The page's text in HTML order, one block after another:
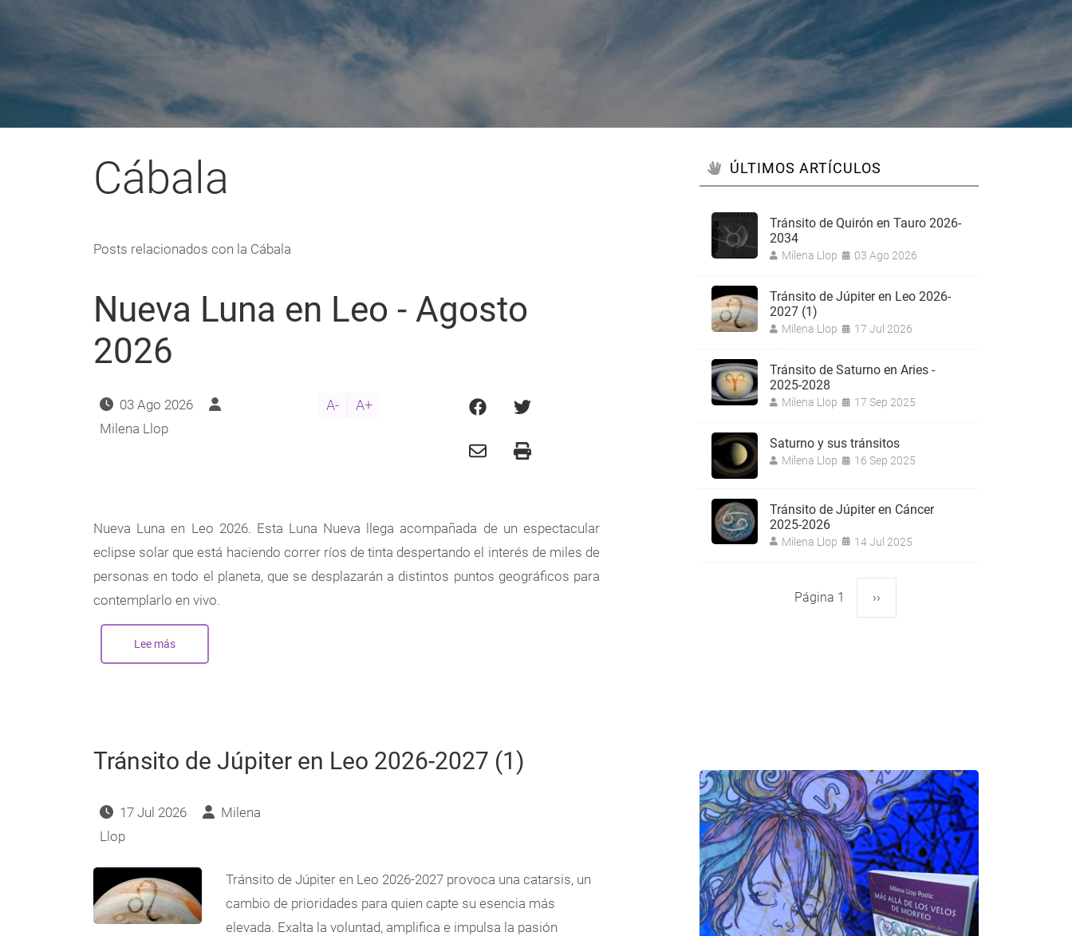
enlaces
de
ayuda
la
navegación
Cábala
Posts relacionados con la Cábala
Nueva Luna en Leo - Agosto
2026
03 Ago 2026
Milena Llop
A- A+
Nueva Luna en Leo 2026. Esta Luna Nueva llega acompañada de un espectacular
eclipse solar que está haciendo correr ríos de tinta despertando el interés de miles de
personas en todo el planeta, que se desplazarán a distintos puntos geográficos para
contemplarlo en vivo.
Lee mássobre
Luna
Tránsito de Júpiter en Leo 2026-2027 (1)
17 Jul 2026
Milena
Llop
Tránsito de Júpiter en Leo 2026-2027 provoca una catarsis, un
cambio de prioridades para quien capte su esencia más
elevada. Exalta la voluntad, amplifica e impulsa la pasión
ÚLTIMOS ARTÍCULOS
Tránsito de Quirón en Tauro 2026-
2034
Milena Llop 03 Ago 2026
Tránsito de Júpiter en Leo 2026-
2027 (1)
Milena Llop 17 Jul 2026
Tránsito de Saturno en Aries -
2025-2028
Milena Llop 17 Sep 2025
Saturno y sus tránsitos
Milena Llop 16 Sep 2025
Tránsito de Júpiter en Cáncer
2025-2026
Milena Llop 14 Jul 2025
Página 1 Siguiente
››